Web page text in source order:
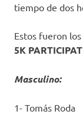
tiempo de dos
Estos fueron
5K
Masculino:
1- Tomás Roda